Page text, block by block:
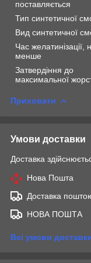
поставляється
Тип синтетичної
Вид синтетичної
Час желатинізації,
менше
Затвердіння до
максимальної
Приховати
Умови доставки
Доставка
Нова Пошта
Доставка
НОВА ПОШТА
Всі умови